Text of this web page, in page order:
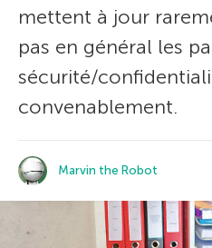
mettent à jour
pas en général les
sécurité/
convenablement.
Marvin the Robot